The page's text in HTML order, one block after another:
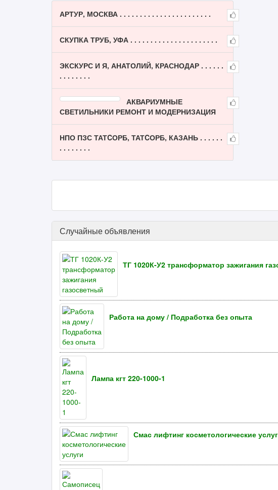
АРТУР, МОСКВА . . . . . . . . . . . . . . . . . . . . . . .
СКУПКА ТРУБ, УФА . . . . . . . . . . . . . . . . . . . . . .
ЭКСКУРС И Я, АНАТОЛИЙ, КРАСНОДАР . . . . . .
. . . . . . . .
АКВАРИУМНЫЕ
СВЕТИЛЬНИКИ РЕМОНТ И МОДЕРНИЗАЦИЯ
НПО ПЗС ТАТCОРБ, ТАТCОРБ, КАЗАНЬ . . . . . .
. . . . . . . .
Случайные объявления
ТГ 1020К-У2 трансформатор зажигания
Работа на дому / Подработка без опыта
Лампа кгт 220-1000-1
Смас лифтинг косметологические